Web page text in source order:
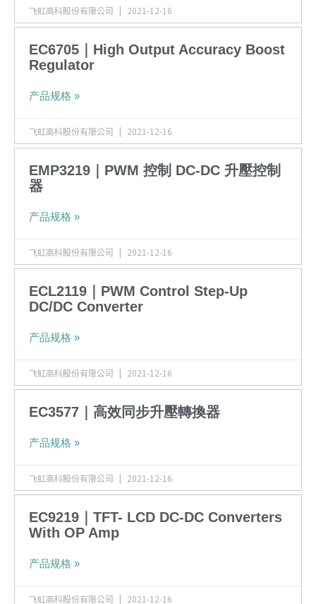
飞虹高科股份有限公司 2021-12-16
EC6705｜High Output Accuracy Boost
Regulator
产品规格 »
飞虹高科股份有限公司 2021-12-16
EMP3219｜PWM 控制 DC-DC 升壓控制
器
产品规格 »
飞虹高科股份有限公司 2021-12-16
ECL2119｜PWM Control Step-Up
DC/DC Converter
产品规格 »
飞虹高科股份有限公司 2021-12-16
EC3577｜高效同步升壓轉換器
产品规格 »
飞虹高科股份有限公司 2021-12-16
EC9219｜TFT- LCD DC-DC Converters
With OP Amp
产品规格 »
飞虹高科股份有限公司 2021-12-16